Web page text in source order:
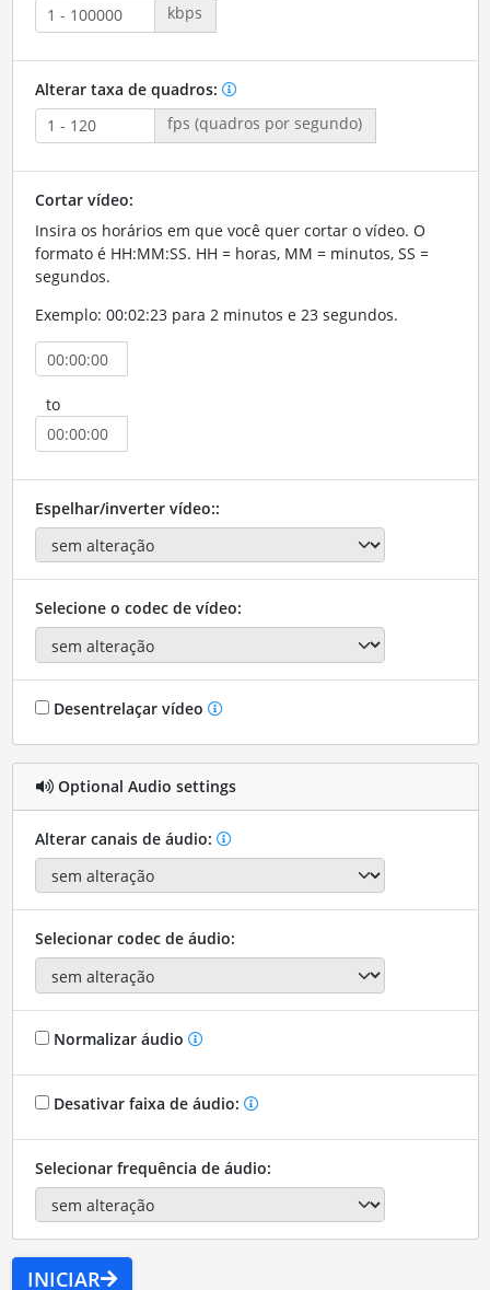
kbps
Alterar taxa de quadros:
fps (quadros por segundo)
Cortar vídeo:
Insira os horários em que você quer cortar o vídeo. O
formato é HH:MM:SS. HH = horas, MM = minutos, SS =
segundos.
Exemplo: 00:02:23 para 2 minutos e 23 segundos.
to
Espelhar/inverter vídeo::
Selecione o codec de vídeo:
Desentrelaçar vídeo
Optional Audio settings
Alterar canais de áudio:
Selecionar codec de áudio:
Normalizar áudio
Desativar faixa de áudio:
Selecionar frequência de áudio:
INICIAR